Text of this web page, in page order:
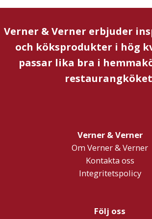
Verner & Verner erbjuder
och köksprodukter i hög
passar lika bra i
Verner & Verner
Om Verner & Verner
Kontakta oss
Integritetspolicy
Följ oss